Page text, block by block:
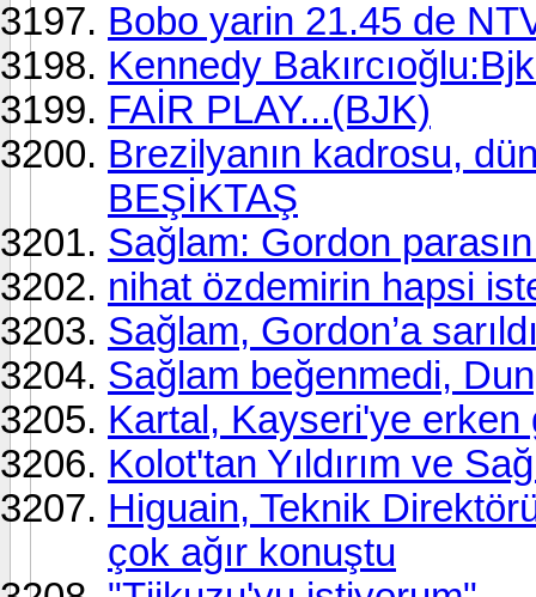
Bobo yarin 21.45 de
Kennedy
FAİR PLAY...(BJK)
Brezilyanın kadrosu,
BEŞİKTAŞ
Sağlam: Gordon
nihat özdemirin hapsi
Sağlam, Gordon’a
Sağlam beğenmedi,
Kartal, Kayseri'ye erken
Kolot'tan Yıldırım ve
Higuain, Teknik
çok ağır konuştu